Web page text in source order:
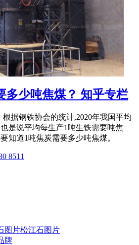
多少吨焦煤？ 知乎专栏
根据钢铁协会的统计,2020年我国平均
是说平均每生产1吨生铁需要吨焦
知道1吨焦炭需要多少吨焦煤。
8511
图片松江石图片
牌